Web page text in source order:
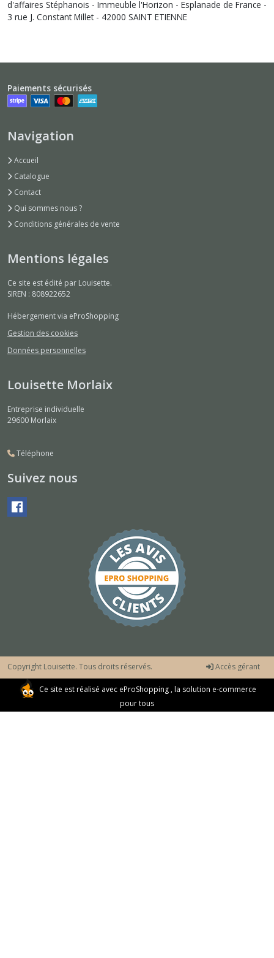
d'affaires Stéphanois - Immeuble l'Horizon - Esplanade de France -
3 rue J. Constant Millet - 42000 SAINT ETIENNE
Paiements sécurisés
Navigation
Accueil
Catalogue
Contact
Qui sommes nous ?
Conditions générales de vente
Mentions légales
Ce site est édité par Louisette.
SIREN : 808922652
Hébergement via eProShopping
Gestion des cookies
Données personnelles
Louisette Morlaix
Entreprise individuelle
29600 Morlaix
Téléphone
Suivez nous
Copyright Louisette. Tous droits réservés. Accès gérant
Ce site est réalisé avec eProShopping , la solution e-commerce
pour tous